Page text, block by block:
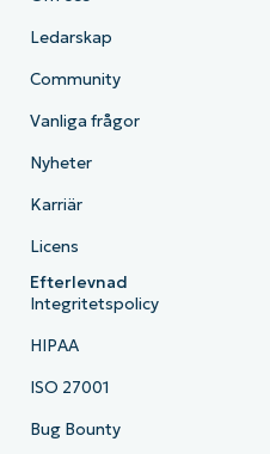
Ledarskap
Community
Vanliga frågor
Nyheter
Karriär
Licens
Efterlevnad
Integritetspolicy
HIPAA
ISO 27001
Bug Bounty